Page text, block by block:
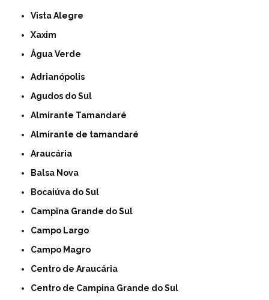
Vista Alegre
Xaxim
Água Verde
Adrianópolis
Agudos do Sul
Almirante Tamandaré
Almirante de tamandaré
Araucária
Balsa Nova
Bocaiúva do Sul
Campina Grande do Sul
Campo Largo
Campo Magro
Centro de Araucária
Centro de Campina Grande do Sul